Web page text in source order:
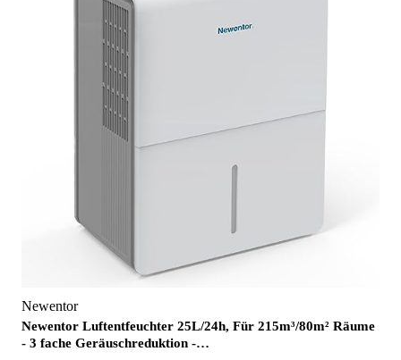
Newentor
Newentor Luftentfeuchter 25L/24h, Für 215m³/80m² Räume
- 3 fache Geräuschreduktion -…